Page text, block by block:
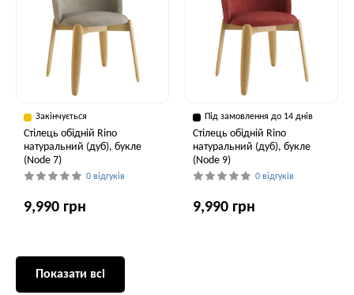
Закінчується
Стілець обідній Rino
натуральний (дуб), букле
(Node 7)
0 відгуків
9,990 грн
Під замовлення до 14 днів
Стілець обідній Rino
натуральний (дуб), букле
(Node 9)
0 відгуків
9,990 грн
Показати всі